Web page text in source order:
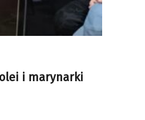
i marynarki